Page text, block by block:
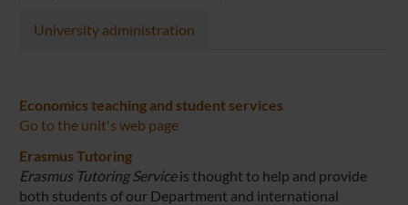
University administration
Economics teaching and student services
Go to the unit's web page
Erasmus Tutoring
Erasmus Tutoring Serviceis thought to help and provide
both students of our Department and international